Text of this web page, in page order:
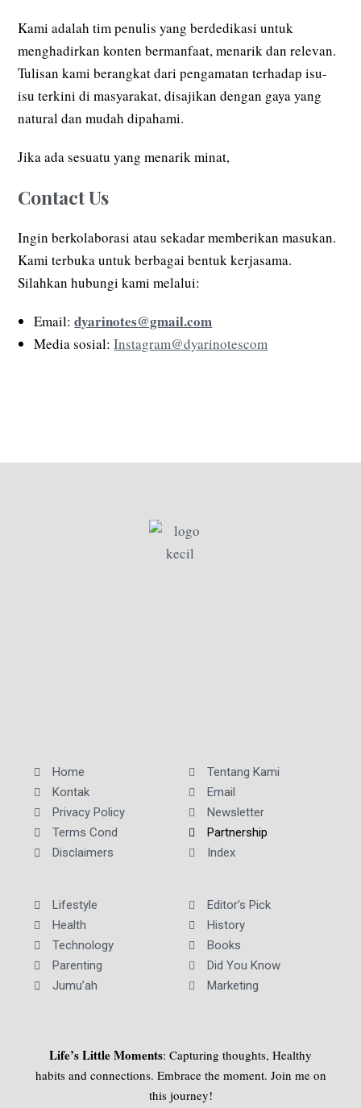
Kami adalah tim penulis yang berdedikasi untuk
menghadirkan konten bermanfaat, menarik dan relevan.
Tulisan kami berangkat dari pengamatan terhadap isu-
isu terkini di masyarakat, disajikan dengan gaya yang
natural dan mudah dipahami.
Jika ada sesuatu yang menarik minat,
Contact Us
Ingin berkolaborasi atau sekadar memberikan masukan.
Kami terbuka untuk berbagai bentuk kerjasama.
Silahkan hubungi kami melalui:
Email:dyarinotes@gmail.com
Media sosial:Instagram@dyarinotescom
Home
Kontak
Privacy Policy
Terms Cond
Disclaimers
Tentang Kami
Email
Newsletter
Partnership
Index
Lifestyle
Health
Technology
Parenting
Jumu’ah
Editor’s Pick
History
Books
Did You Know
Marketing
Life’s Little Moments: Capturing thoughts, Healthy
habits and connections. Embrace the moment. Join me on
this journey!